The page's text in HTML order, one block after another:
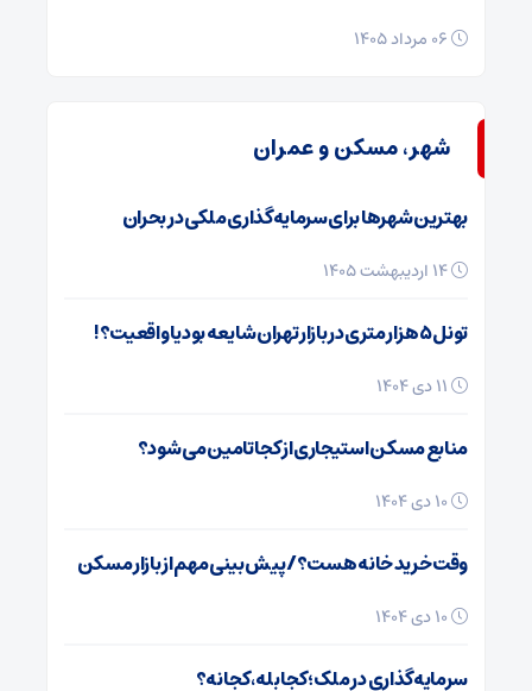
شهر، مسکن و عمران
بهترین شهرها برای سرمایه‌گذاری ملکی در بحران
تونل ۵ هزار متری در بازار تهران شایعه بود یا واقعیت؟!
منابع مسکن استیجاری از کجا تامین می شود؟
وقت خرید خانه هست؟/ پیش بینی مهم از بازار مسکن
سرمایه‌گذاری در ملک؛ کجا بله، کجا نه؟